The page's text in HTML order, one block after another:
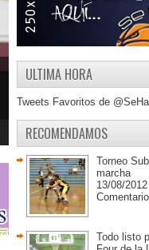
ULTIMA HORA
Tweets Favoritos de
RECOMENDAMOS
Torneo
marcha
13/08/
Todo listo